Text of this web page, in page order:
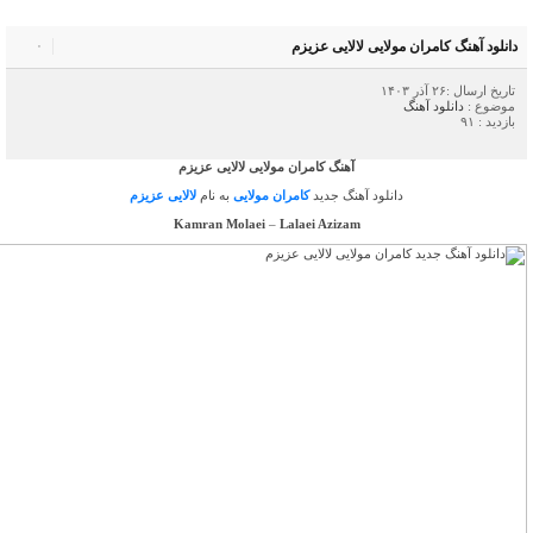
۰ دانلود آهنگ کامران مولایی لالایی عزیزم‌
تاریخ ارسال :۲۶ آذر ۱۴۰۳
موضوع : دانلود آهنگ
بازدید : ۹۱
آهنگ کامران مولایی لالایی عزیزم‌
دانلود آهنگ جدید کامران مولایی به نام لالایی عزیزم‌
Kamran Molaei– Lalaei Azizam